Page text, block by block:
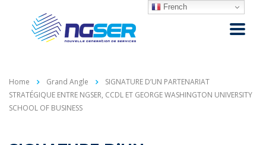
Home Grand Angle
SIGNATURE D’UN PARTENARIAT
STRATÉGIQUE ENTRE NGSER, CCDL ET GEORGE WASHINGTON UNIVERSITY
SCHOOL OF BUSINESS
French